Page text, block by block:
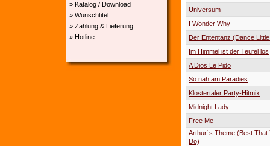
» Katalog / Download
» Wunschtitel
» Zahlung & Lieferung
» Hotline
Universum
I Wonder Why
Der Ententanz (Dance
Im Himmel ist der Teufel los
A Dios Le Pido
So nah am Paradies
Klostertaler Party-Hitmix
Midnight Lady
Free Me
Arthur´s Theme (Best That
Do)